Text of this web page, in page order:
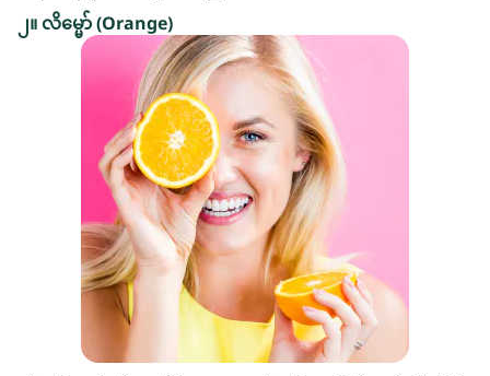
၂။ လိမ္မော် (Orange)